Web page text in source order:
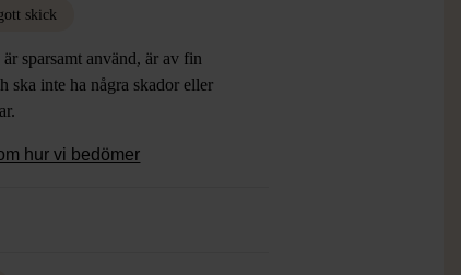
skick
sparsamt använd, är av fin
ska inte ha några skador eller
hur vi bedömer